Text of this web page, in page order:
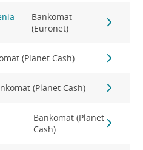
Bankomat
(Euronet)
(Planet Cash)
(Planet Cash)
Bankomat (Planet
Cash)